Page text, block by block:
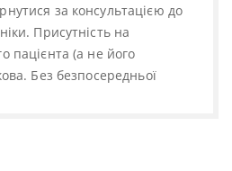
за консультацією до
Присутність на
пацієнта (а не його
Без безпосередньої